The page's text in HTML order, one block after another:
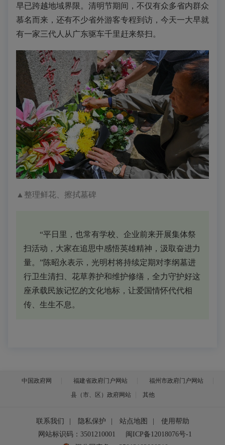
早已跨越地域界限。清明节期间，不仅有众多省内群众
慕名而来，还有不少省外游客专程到访，今天一大早就
有一家三代人从广东驱车千里赶来祭扫。
▲整理鲜花、擦拭墓碑
“平日里，也常有学校、企业前来开展集体祭
扫活动，大家在追思中感悟英雄精神，汲取奋进力
量。”陈昭永表示，光明村将持续定期对李纲墓进
行卫生清扫、花草养护和维护修缮，全力守护好这
座承载民族记忆的文化地标，让爱国情怀代代相
传、生生不息。
中国政府网 福建省政府门户网站
福州市政府门户网站
县（市、区）政府网站
其他
联系我们 隐私保护 站点地图
使用帮助
网站标识码：3501210001
闽ICP备12018076号-1